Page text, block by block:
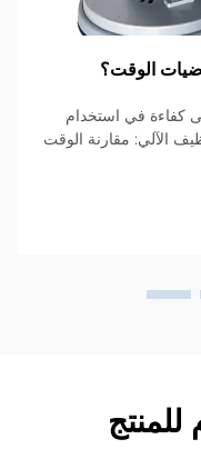
في استخدام
مقارنة الوقت
ثلاثة أضعاف